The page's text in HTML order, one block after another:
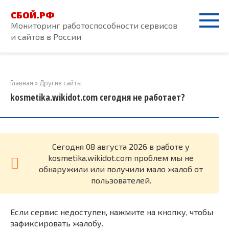
контенту
СБОЙ.РФ
Мониторинг работоспособности сервисов
и сайтов в России
Главная » Другие сайты
kosmetika.wikidot.com сегодня не работает?
Cегодня 08 августа 2026 в работе у
kosmetika.wikidot.com проблем мы не
обнаружили или получили мало жалоб от
пользователей.
Если сервис недоступен, нажмите на кнопку, чтобы
зафиксировать жалобу.